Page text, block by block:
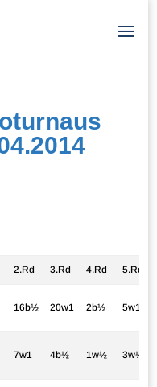
2.Rd 3.Rd 4.Rd 5.Rd
16b½ 20w1 2b½ 5w1
7w1 4b½ 1w½ 3w½